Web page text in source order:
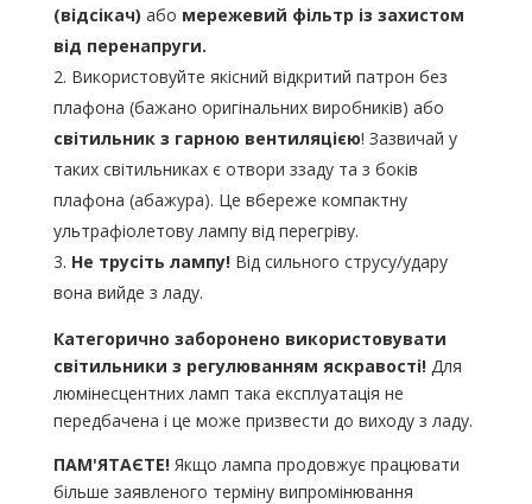
(відсікач) або мережевий фільтр із захистом
від перенапруги.
Використовуйте якісний відкритий патрон без
плафона (бажано оригінальних виробників) або
світильник з гарною вентиляцією! Зазвичай у
таких світильниках є отвори ззаду та з боків
плафона (абажура). Це вбереже компактну
ультрафіолетову лампу від перегріву.
Не трусіть лампу!Від сильного струсу/удару
вона вийде з ладу.
Категорично заборонено використовувати
світильники з регулюванням яскравості!Для
люмінесцентних ламп така експлуатація не
передбачена і це може призвести до виходу з ладу.
ПАМ'ЯТАЄТЕ!Якщо лампа продовжує працювати
більше заявленого терміну випромінювання